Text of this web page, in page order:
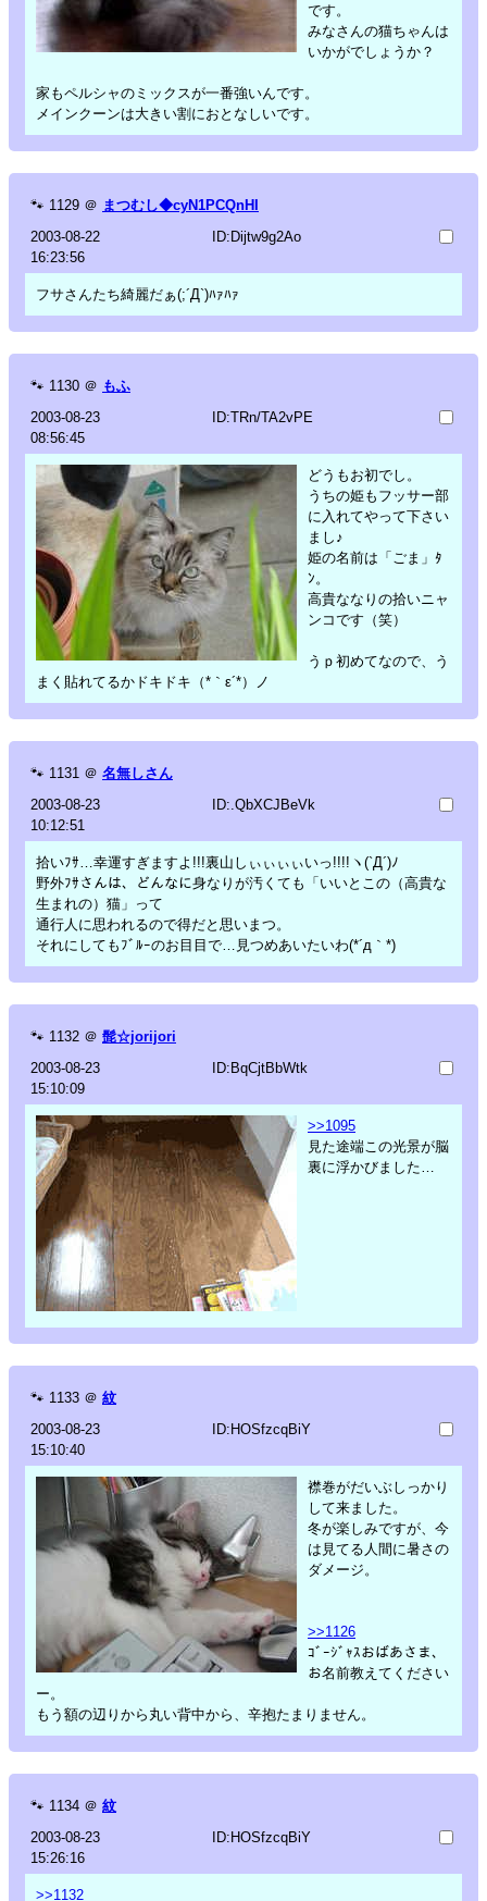
です。
みなさんの猫ちゃんは
いかがでしょうか？
家もペルシャのミックスが一番強いんです。
メインクーンは大きい割におとなしいです。
🐾 1129 ＠ まつむし◆cyN1PCQnHI
2003-08-22
16:23:56
ID:Dijtw9g2Ao
フサさんたち綺麗だぁ(;´Д`)ﾊｧﾊｧ
🐾 1130 ＠ もふ
2003-08-23
08:56:45
ID:TRn/TA2vPE
どうもお初でし。
うちの姫もフッサー部
に入れてやって下さい
まし♪
姫の名前は「ごま」ﾀ
ﾝ。
高貴ななりの拾いニャ
ンコです（笑）
うｐ初めてなので、う
まく貼れてるかドキドキ（*｀ε´*）ノ
🐾 1131 ＠ 名無しさん
2003-08-23
10:12:51
ID:.QbXCJBeVk
拾いﾌｻ…幸運すぎますよ!!!裏山しぃぃぃぃいっ!!!!ヽ(`Д´)ﾉ
野外ﾌｻさんは、どんなに身なりが汚くても「いいとこの（高貴な
生まれの）猫」って
通行人に思われるので得だと思いまつ。
それにしてもﾌﾞﾙｰのお目目で…見つめあいたいわ(*´д｀*)
🐾 1132 ＠ 髭☆jorijori
2003-08-23
15:10:09
ID:BqCjtBbWtk
>>1095
見た途端この光景が脳
裏に浮かびました…
🐾 1133 ＠ 紋
2003-08-23
15:10:40
ID:HOSfzcqBiY
襟巻がだいぶしっかり
して来ました。
冬が楽しみですが、今
は見てる人間に暑さの
ダメージ。
>>1126
ｺﾞｰｼﾞｬｽおばあさま、
お名前教えてください
ー。
もう額の辺りから丸い背中から、辛抱たまりません。
🐾 1134 ＠ 紋
2003-08-23
15:26:16
ID:HOSfzcqBiY
>>1132